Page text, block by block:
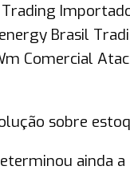
Brasil
Comercial
sobre
ainda